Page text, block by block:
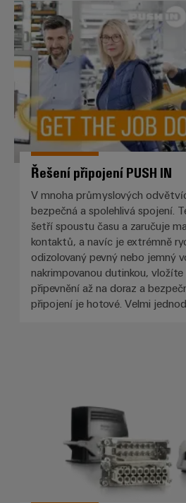
Řešení připojení PUSH IN
V mnoha průmyslových
bezpečná a spolehlivá spojení.
šetří spoustu času a zaručuje
kontaktů, a navíc je extrémně
odizolovaný pevný nebo jemný
nakrimpovanou dutinkou,
připevnění až na doraz a
připojení je hotové. Velmi